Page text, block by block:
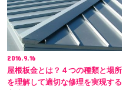
2016.9.16
屋根板金とは？４つの種類と場所
を理解して適切な修理を実現する